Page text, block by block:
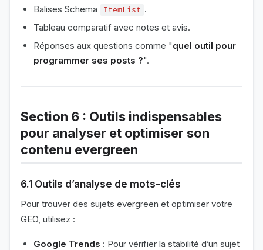
Balises Schema ItemList .
Tableau comparatif avec notes et avis.
Réponses aux questions comme "quel outil pour
programmer ses posts ?".
Section 6 : Outils indispensables
pour analyser et optimiser son
contenu evergreen
6.1 Outils d’analyse de mots-clés
Pour trouver des sujets evergreen et optimiser votre
GEO, utilisez :
Google Trends : Pour vérifier la stabilité d’un sujet